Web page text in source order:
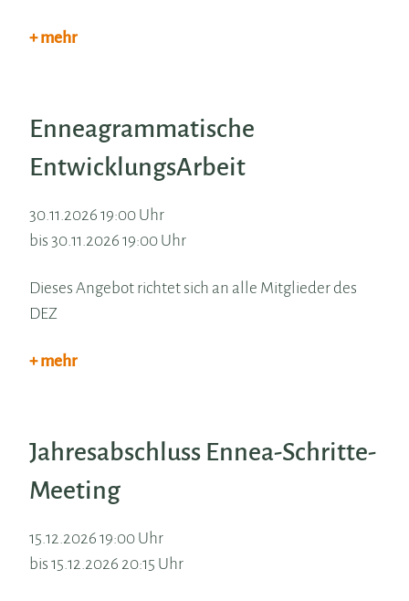
+ mehr
Enneagrammatische
EntwicklungsArbeit
30.11.2026 19:00 Uhr
bis 30.11.2026 19:00 Uhr
Dieses Angebot richtet sich an alle Mitglieder des
DEZ
+ mehr
Jahresabschluss Ennea-Schritte-
Meeting
15.12.2026 19:00 Uhr
bis 15.12.2026 20:15 Uhr